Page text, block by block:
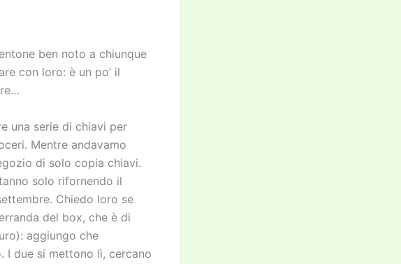
ben noto a chiunque
con loro: è un po’ il
una serie di chiavi per
Mentre andavamo
di solo copia chiavi.
solo rifornendo il
Chiedo loro se
del box, che è di
aggiungo che
I due si mettono lì, cercano